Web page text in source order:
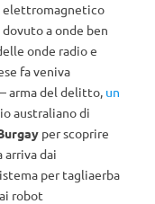
elettromagnetico
dovuto a onde ben
onde radio e
fa veniva
arma del delitto, un
australiano di
per scoprire
arriva dai
per tagliaerba
robot